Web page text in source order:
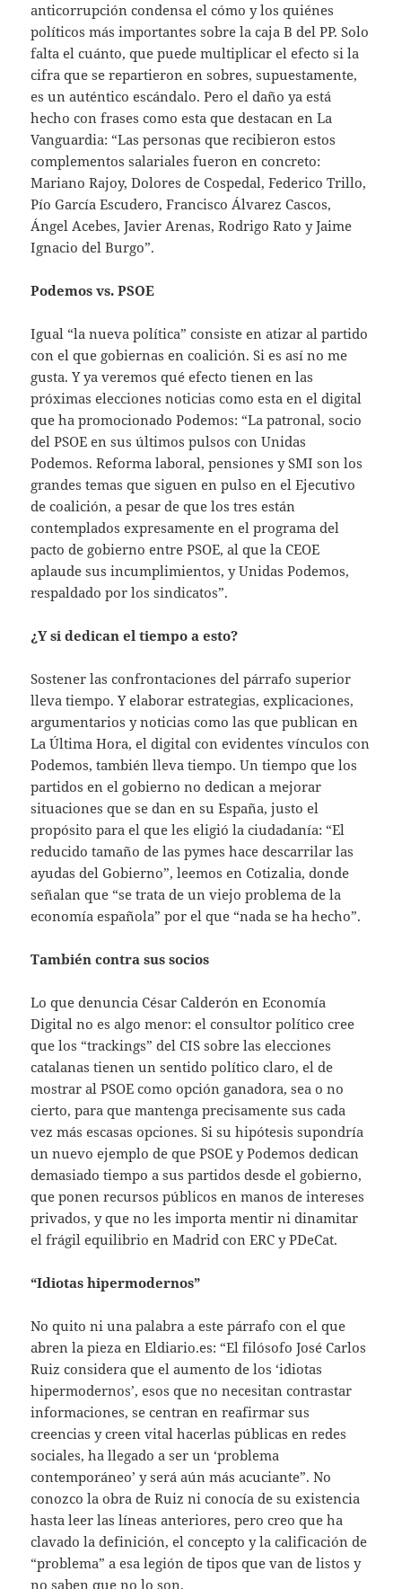
anticorrupción condensa el cómo y los quiénes
políticos más importantes sobre la caja B del PP. Solo
falta el cuánto, que puede multiplicar el efecto si la
cifra que se repartieron en sobres, supuestamente,
es un auténtico escándalo. Pero el daño ya está
hecho con frases como esta que destacan en La
Vanguardia: “Las personas que recibieron estos
complementos salariales fueron en concreto:
Mariano Rajoy, Dolores de Cospedal, Federico Trillo,
Pío García Escudero, Francisco Álvarez Cascos,
Ángel Acebes, Javier Arenas, Rodrigo Rato y Jaime
Ignacio del Burgo”.
Podemos vs. PSOE
Igual “la nueva política” consiste en atizar al partido
con el que gobiernas en coalición. Si es así no me
gusta. Y ya veremos qué efecto tienen en las
próximas elecciones noticias como esta en el digital
que ha promocionado Podemos: “La patronal, socio
del PSOE en sus últimos pulsos con Unidas
Podemos. Reforma laboral, pensiones y SMI son los
grandes temas que siguen en pulso en el Ejecutivo
de coalición, a pesar de que los tres están
contemplados expresamente en el programa del
pacto de gobierno entre PSOE, al que la CEOE
aplaude sus incumplimientos, y Unidas Podemos,
respaldado por los sindicatos”.
¿Y si dedican el tiempo a esto?
Sostener las confrontaciones del párrafo superior
lleva tiempo. Y elaborar estrategias, explicaciones,
argumentarios y noticias como las que publican en
La Última Hora, el digital con evidentes vínculos con
Podemos, también lleva tiempo. Un tiempo que los
partidos en el gobierno no dedican a mejorar
situaciones que se dan en su España, justo el
propósito para el que les eligió la ciudadanía: “El
reducido tamaño de las pymes hace descarrilar las
ayudas del Gobierno”, leemos en Cotizalia, donde
señalan que “se trata de un viejo problema de la
economía española” por el que “nada se ha hecho”.
También contra sus socios
Lo que denuncia César Calderón en Economía
Digital no es algo menor: el consultor político cree
que los “trackings” del CIS sobre las elecciones
catalanas tienen un sentido político claro, el de
mostrar al PSOE como opción ganadora, sea o no
cierto, para que mantenga precisamente sus cada
vez más escasas opciones. Si su hipótesis supondría
un nuevo ejemplo de que PSOE y Podemos dedican
demasiado tiempo a sus partidos desde el gobierno,
que ponen recursos públicos en manos de intereses
privados, y que no les importa mentir ni dinamitar
el frágil equilibrio en Madrid con ERC y PDeCat.
“Idiotas hipermodernos”
No quito ni una palabra a este párrafo con el que
abren la pieza en Eldiario.es: “El filósofo José Carlos
Ruiz considera que el aumento de los ‘idiotas
hipermodernos’, esos que no necesitan contrastar
informaciones, se centran en reafirmar sus
creencias y creen vital hacerlas públicas en redes
sociales, ha llegado a ser un ‘problema
contemporáneo’ y será aún más acuciante”. No
conozco la obra de Ruiz ni conocía de su existencia
hasta leer las líneas anteriores, pero creo que ha
clavado la definición, el concepto y la calificación de
“problema” a esa legión de tipos que van de listos y
no saben que no lo son.